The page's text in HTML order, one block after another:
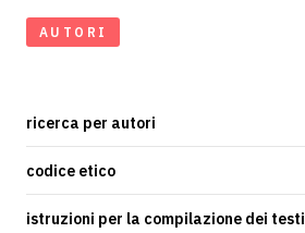
AUTORI
ricerca per autori
codice etico
istruzioni per la compilazione dei testi